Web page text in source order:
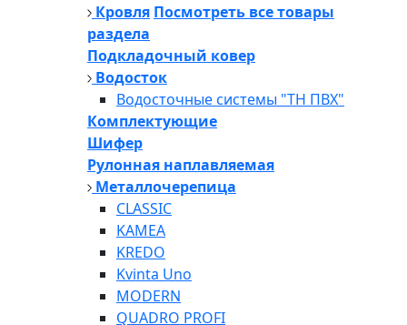
Кровля Посмотреть все товары
раздела
Подкладочный ковер
Водосток
Водосточные системы "ТН ПВХ"
Комплектующие
Шифер
Рулонная наплавляемая
Металлочерепица
CLASSIC
KAMEA
KREDO
Kvinta Uno
MODERN
QUADRO PROFI